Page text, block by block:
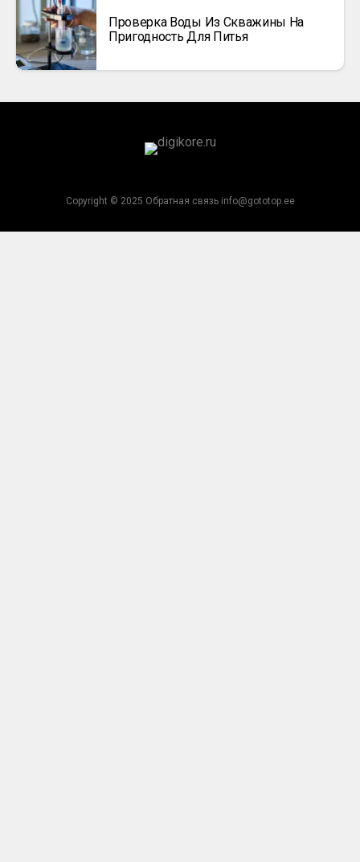
Проверка Воды Из Скважины На
Пригодность Для Питья
Copyright © 2025 Обратная связь info@gototop.ee